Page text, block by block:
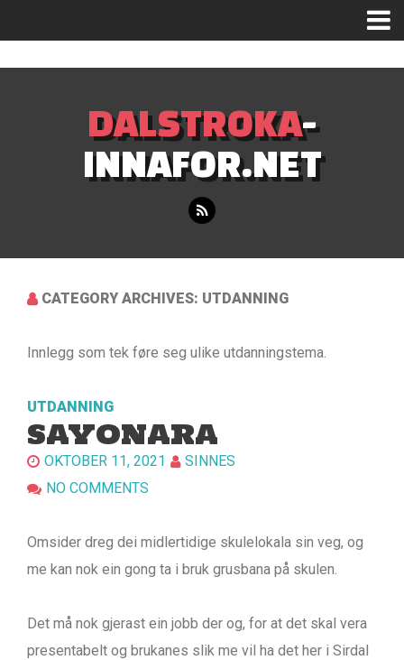
DALSTROKA-
INNAFOR.NET
CATEGORY ARCHIVES: UTDANNING
Innlegg som tek føre seg ulike utdanningstema.
UTDANNING
SAYONARA
OKTOBER 11, 2021
SINNES
NO COMMENTS
Omsider dreg dei midlertidige skulelokala sin veg, og
me kan nok ein gong ta i bruk grusbana på skulen.
Det må nok gjerast ein jobb der og, for at det skal vera
presentabelt og brukanes slik me vil ha det her i Sirdal